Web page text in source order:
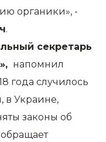
органики», -
.
секретарь
напомнил
года случилось
в Украине,
законы об